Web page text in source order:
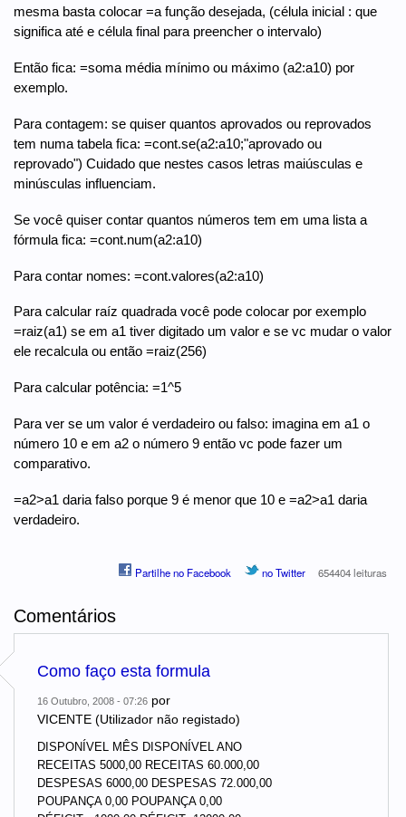
mesma basta colocar =a função desejada, (célula inicial : que
significa até e célula final para preencher o intervalo)
Então fica: =soma média mínimo ou máximo (a2:a10) por
exemplo.
Para contagem: se quiser quantos aprovados ou reprovados
tem numa tabela fica: =cont.se(a2:a10;"aprovado ou
reprovado") Cuidado que nestes casos letras maiúsculas e
minúsculas influenciam.
Se você quiser contar quantos números tem em uma lista a
fórmula fica: =cont.num(a2:a10)
Para contar nomes: =cont.valores(a2:a10)
Para calcular raíz quadrada você pode colocar por exemplo
=raiz(a1) se em a1 tiver digitado um valor e se vc mudar o valor
ele recalcula ou então =raiz(256)
Para calcular potência: =1^5
Para ver se um valor é verdadeiro ou falso: imagina em a1 o
número 10 e em a2 o número 9 então vc pode fazer um
comparativo.
=a2>a1 daria falso porque 9 é menor que 10 e =a2>a1 daria
verdadeiro.
Partilhe no Facebook no Twitter 654404 leituras
Comentários
Como faço esta formula
16 Outubro, 2008 - 07:26 por
VICENTE (Utilizador não registado)
DISPONÍVEL MÊS DISPONÍVEL ANO
RECEITAS 5000,00 RECEITAS 60.000,00
DESPESAS 6000,00 DESPESAS 72.000,00
POUPANÇA 0,00 POUPANÇA 0,00